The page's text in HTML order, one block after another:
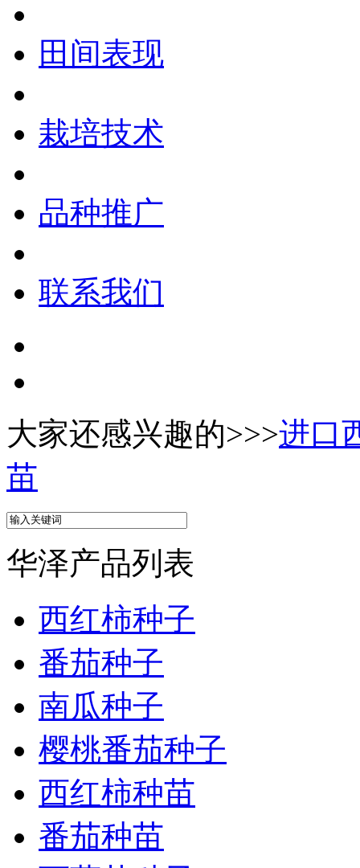
田间表现
栽培技术
品种推广
联系我们
大家还感兴趣的>>>进口
苗
华泽产品列表
西红柿种子
番茄种子
南瓜种子
樱桃番茄种子
西红柿种苗
番茄种苗